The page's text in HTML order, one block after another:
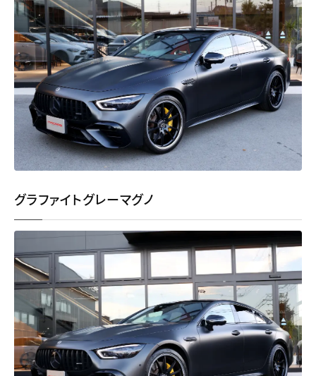
グラファイトグレーマグノ